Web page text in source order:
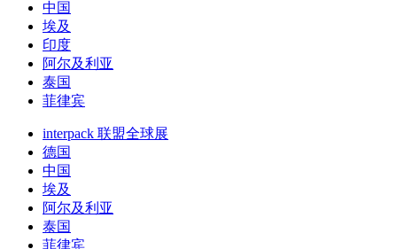
中国
埃及
印度
阿尔及利亚
泰国
菲律宾
interpack 联盟全球展
德国
中国
埃及
阿尔及利亚
泰国
菲律宾